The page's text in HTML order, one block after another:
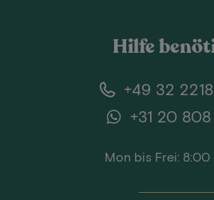
Hilfe
+49 32
+31 20
Mon bis Frei: 8:00